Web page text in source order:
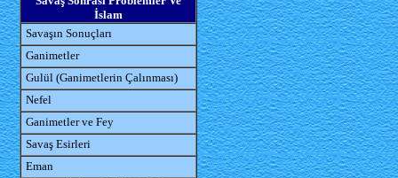
İslam
Savaşın Sonuçları
Ganimetler
Gulül (Ganimetlerin Çalınması)
Nefel
Ganimetler ve Fey
Savaş Esirleri
Eman